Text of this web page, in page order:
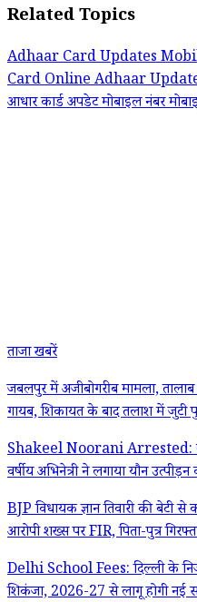
Related Topics
Adhaar Card Updates
CardOnline Adhaar
आधार कार्ड अपडेटमोबाइल नंबर
ताजा खबरें
जबलपुर में अजीबोगरीब मामला,
गायब, शिकायत के बाद तलाश में जुटी
Shakeel Noorani Arrested:
वर्षीय अभिनेत्री ने लगाया यौन
BJP विधायक ज्ञान तिवारी की
आरोपी शख्स पर FIR, पिता-पुत्र
Delhi School Fees: दिल्ली के
शिकंजा, 2026-27 से लागू होगी नई